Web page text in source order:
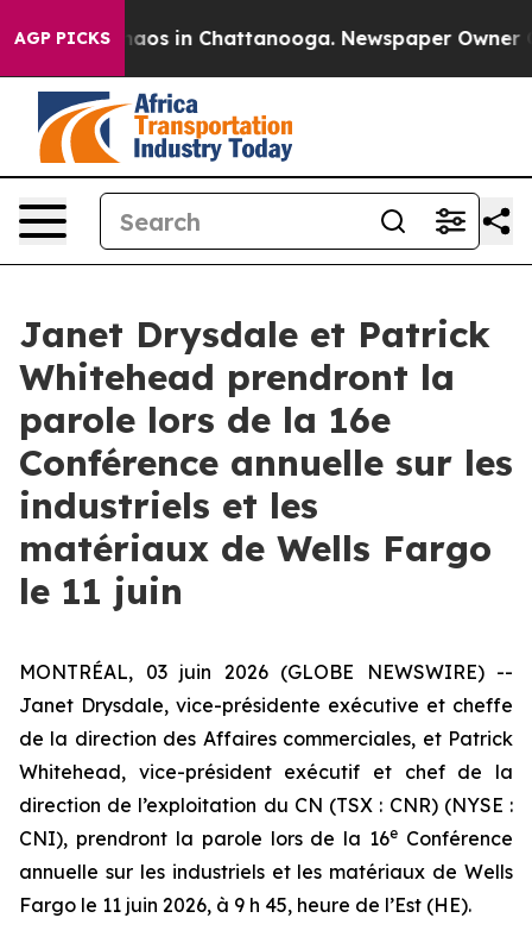
AGP PICKSChaos in Chattanooga. Newspaper Owner
Janet Drysdale et Patrick
Whitehead prendront la
parole lors de la 16e
Conférence annuelle sur les
industriels et les
matériaux de Wells Fargo
le 11 juin
MONTRÉAL, 03 juin 2026 (GLOBE NEWSWIRE) --
Janet Drysdale, vice-présidente exécutive et cheffe
de la direction des Affaires commerciales, et Patrick
Whitehead, vice-président exécutif et chef de la
direction de l’exploitation du CN (TSX : CNR) (NYSE :
CNI), prendront la parole lors de la 16e Conférence
annuelle sur les industriels et les matériaux de Wells
Fargo le 11 juin 2026, à 9 h 45, heure de l’Est (HE).